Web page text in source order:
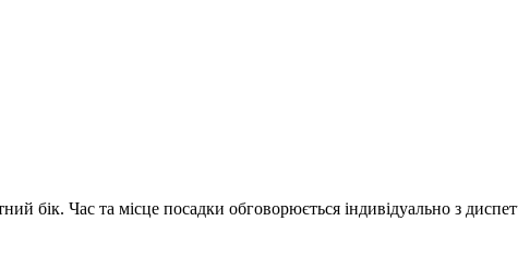
бік. Час та місце посадки обговорюється індивідуально з